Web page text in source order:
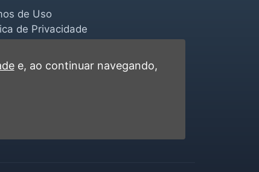
de Uso
de Privacidade
e, ao continuar navegando,